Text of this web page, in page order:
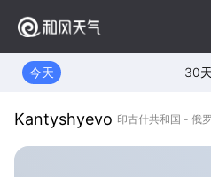
今天 30天
Kantyshyevo 印古什共和国 - 俄